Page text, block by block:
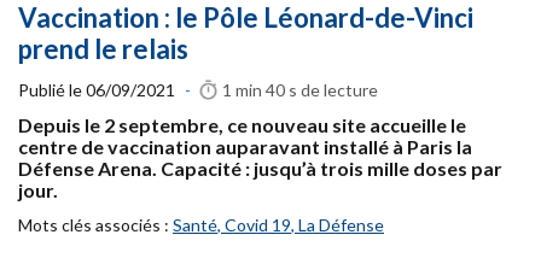
Vaccination : le Pôle Léonard-de-Vinci
prend le relais
Publié le06/09/2021 - 1 min 40 s de lecture
Depuis le 2 septembre, ce nouveau site accueille le
centre de vaccination auparavant installé à Paris la
Défense Arena. Capacité : jusqu’à trois mille doses par
jour.
Mots clés associés : Santé, Covid 19, La Défense